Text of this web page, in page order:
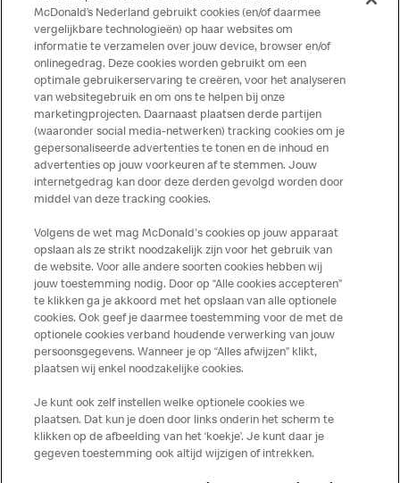
haar producten geen sporen van allergenen bevatten.
McDonald’s aanvaardt daarom geen aansprakelijkheid
indien een gast als gevolg van het binnenkrijgen van (een
spoor van) een allergeen lichamelijke klachten krijgt. Alle
producten kunnen sporen bevatten van dierlijke
ingrediënten. McDonald’s streeft er naar om de
voedingswaarde- en allergeneninformatie altijd up to date
te houden. De verstrekte informatie is alleen van
toepassing op de in Nederland verkochte producten. Voor
meer informatie over voedingswaarden en allergenen kijk
op de McDonald's website of in de McDonald’s App.
Publicatiefouten voorbehouden.
Over ons
Services
Contact
McDonald’s Nederland gebruikt cookies (en/of daarmee
vergelijkbare technologieën) op haar websites om
informatie te verzamelen over jouw device, browser en/of
onlinegedrag. Deze cookies worden gebruikt om een
optimale gebruikerservaring te creëren, voor het analyseren
van websitegebruik en om ons te helpen bij onze
marketingprojecten. Daarnaast plaatsen derde partijen
(waaronder social media-netwerken) tracking cookies om je
gepersonaliseerde advertenties te tonen en de inhoud en
advertenties op jouw voorkeuren af te stemmen. Jouw
internetgedrag kan door deze derden gevolgd worden door
middel van deze tracking cookies.
Volgens de wet mag McDonald's cookies op jouw apparaat
opslaan als ze strikt noodzakelijk zijn voor het gebruik van
de website. Voor alle andere soorten cookies hebben wij
jouw toestemming nodig. Door op “Alle cookies accepteren”
te klikken ga je akkoord met het opslaan van alle optionele
cookies. Ook geef je daarmee toestemming voor de met de
optionele cookies verband houdende verwerking van jouw
persoonsgegevens. Wanneer je op “Alles afwijzen” klikt,
plaatsen wij enkel noodzakelijke cookies.
Je kunt ook zelf instellen welke optionele cookies we
plaatsen. Dat kun je doen door links onderin het scherm te
klikken op de afbeelding van het ‘koekje’. Je kunt daar je
gegeven toestemming ook altijd wijzigen of intrekken.